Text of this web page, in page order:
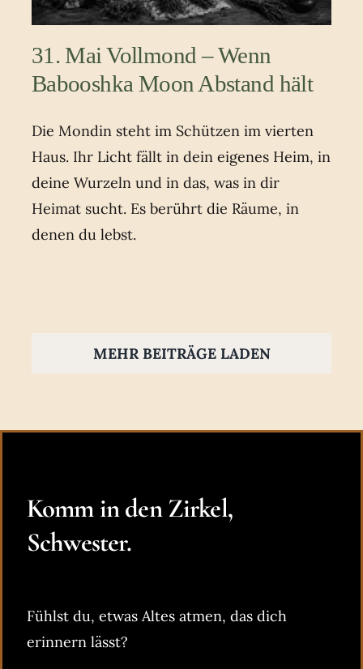
31. Mai Vollmond – Wenn
Babooshka Moon Abstand hält
Die Mondin steht im Schützen im vierten
Haus. Ihr Licht fällt in dein eigenes Heim, in
deine Wurzeln und in das, was in dir
Heimat sucht. Es berührt die Räume, in
denen du lebst.
MEHR BEITRÄGE LADEN
Komm in den Zirkel,
Schwester.
Fühlst du, etwas Altes atmen, das dich
erinnern lässt?